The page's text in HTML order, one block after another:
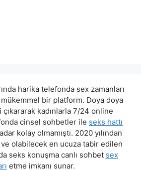
harika telefonda sex zamanları
bir platform. Doya doya
çıkararak kadınlarla 7/24 online
cinsel sohbetler ile seks hattı
kolay olmamıştı. 2020 yılından
olabilecek en ucuza tabir edilen
seks konuşma canlı sohbet sex
etme imkanı sunar.